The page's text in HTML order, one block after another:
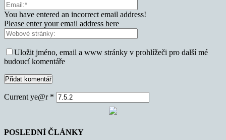
You have entered an incorrect email address!
Please enter your email address here
Uložit jméno, email a www stránky v prohlížeči pro další mé
budoucí komentáře
Current ye@r *
POSLEDNÍ ČLÁNKY